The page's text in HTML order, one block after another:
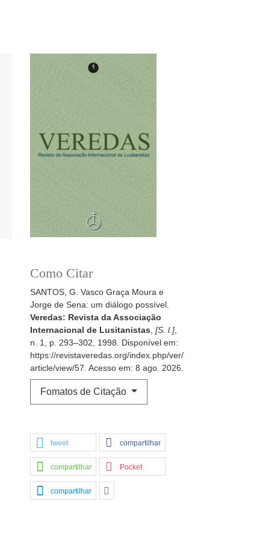
Como Citar
SANTOS, G. Vasco Graça Moura e
Jorge de Sena: um diálogo possível.
Veredas: Revista da Associação
Internacional de Lusitanistas [S. l.]
n. 1, p. 293–302, 1998. Disponível em:
https://revistaveredas.org/index.php/ver/
article/view/57. Acesso em: 8 ago. 2026.
Fomatos de Citação
tweet compartilhar
compartilhar Pocket
compartilhar